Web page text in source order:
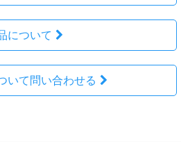
について
いて問い合わせる